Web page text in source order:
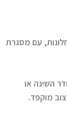
עם מסגרת
השינה או
מוקפד.